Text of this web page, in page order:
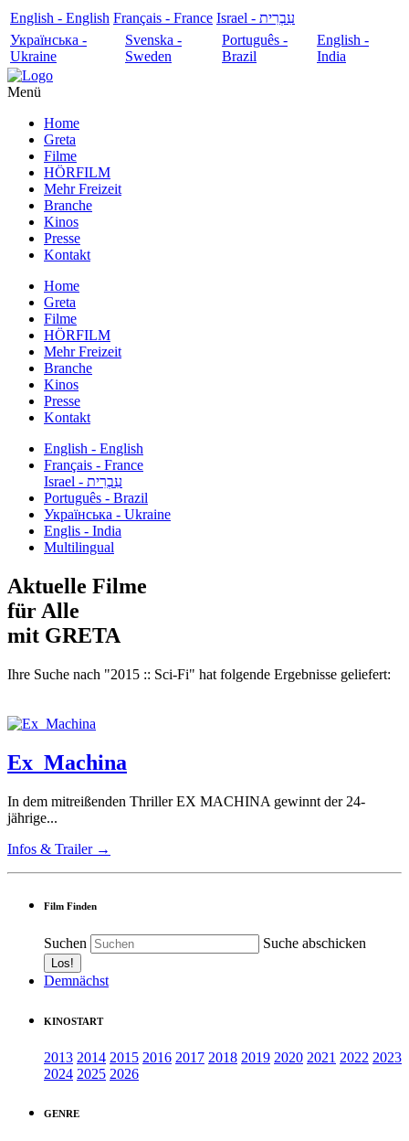
English - English Français - France
עִבְרִית - Israel
Українська -
Ukraine
Svenska -
Sweden
Português -
Brazil
English -
India
Menü
Home
Greta
Filme
HÖRFILM
Mehr Freizeit
Branche
Kinos
Presse
Kontakt
Home
Greta
Filme
HÖRFILM
Mehr Freizeit
Branche
Kinos
Presse
Kontakt
English - English
Français - France
עִבְרִית - Israel
Português - Brazil
Українська - Ukraine
Englis - India
Multilingual
Aktuelle Filme
für Alle
mit GRETA
Ihre Suche nach "2015 :: Sci-Fi" hat folgende Ergebnisse geliefert:
Ex_Machina
In dem mitreißenden Thriller EX MACHINA gewinnt der 24-
jährige...
Infos & Trailer →
Film Finden
Suchen Suche abschicken
Demnächst
KINOSTART
2013 2014 2015 2016 2017 2018 2019 2020 2021 2022 2023
2024 2025 2026
GENRE